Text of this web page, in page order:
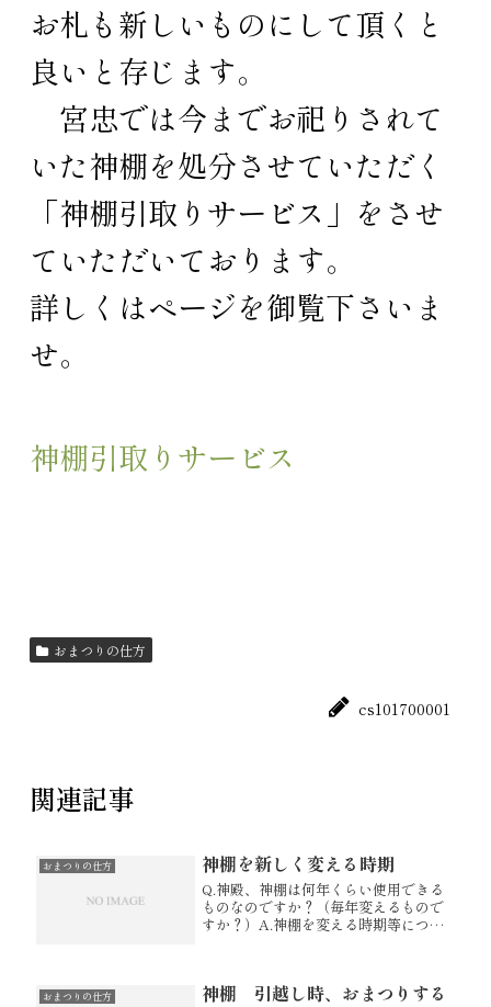
お札も新しいものにして頂くと
良いと存じます。
宮忠では今までお祀りされて
いた神棚を処分させていただく
「神棚引取りサービス」をさせ
ていただいております。
詳しくはページを御覧下さいま
せ。
神棚引取りサービス
おまつりの仕方
cs101700001
関連記事
おまつりの仕方 神棚を新しく変える時期
Q.神殿、神棚は何年くらい使用できる
ものなのですか？（毎年変えるもので
すか？）A.神棚を変える時期等につき
ることもあります。
おまつりの仕方
神棚 引越し時、おまつりする